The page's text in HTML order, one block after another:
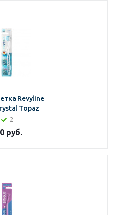
Revyline
Topaz
2
руб.